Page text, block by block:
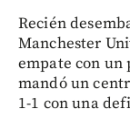
Recién
Manchester
empate con un
mandó un
1-1 con una